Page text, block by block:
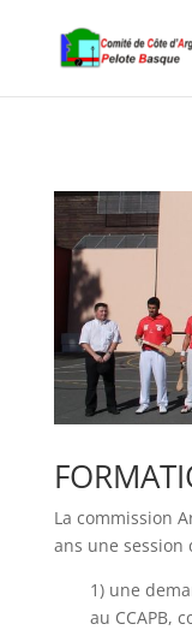
La commission
ans une session
1) une
au CCAPB,